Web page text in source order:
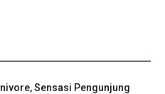
Sensasi Pengunjung